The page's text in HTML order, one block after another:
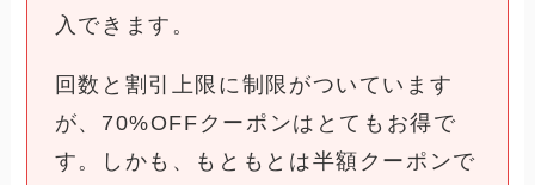
入できます。
回数と割引上限に制限がついています
が、70%OFFクーポンはとてもお得で
す。しかも、もともとは半額クーポンで